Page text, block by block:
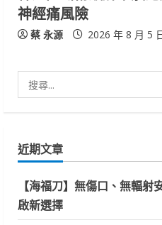
神經痛風險
蔡 永源 2026 年 8 月 5
尋
字:
近期文章
【海福刀】無傷口、無輻
啟新選擇